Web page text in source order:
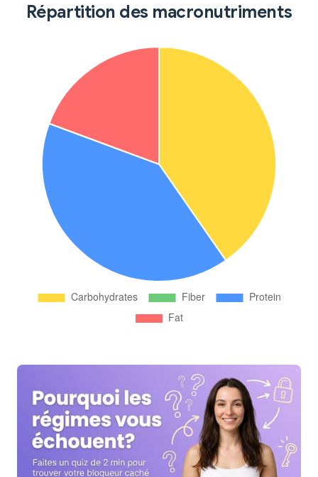
Répartition des macronutriments